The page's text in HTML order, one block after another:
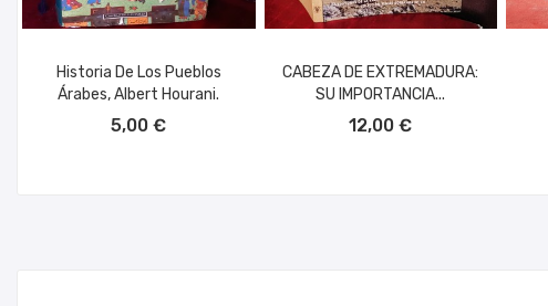
Historia De Los Pueblos
Árabes, Albert Hourani.
5,00 €
CABEZA DE EXTREMADURA:
SU IMPORTANCIA...
12,00 €